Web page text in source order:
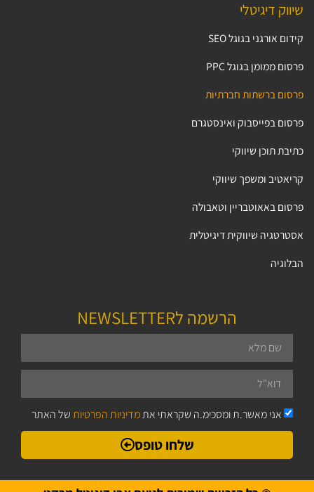
שיווק דיגיטלי
קידום אורגני בגוגל SEO
פרסום ממומן בגוגל PPC
פרסום ברשתות חברתיות
פרסום בפייסבוק ואינסטגרם
כתיבת תוכן שיווקי
קריאטיב ומשפך שיווקי
פרסום באאוטבריין וטאבולה
אסטרטגיה שיווקית דיגיטלית
הבלוגיה
הרשמה לNEWSLETTER
אני מאשר.ת ומסכימ.ה שקראתי אתמדיניות הפרטיותשל האתר
שלחו טופס